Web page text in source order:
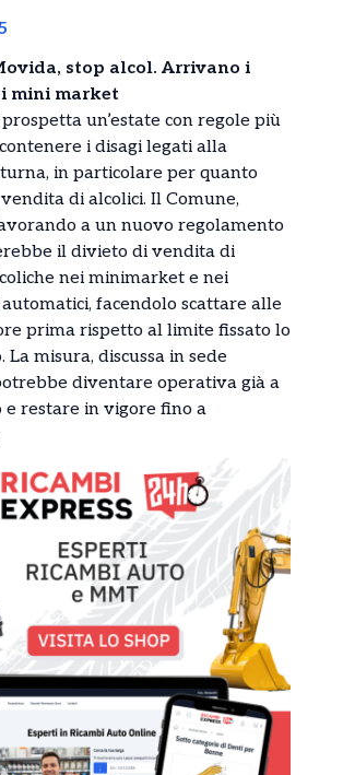
stop alcol. Arrivano i
mini market
un’estate con regole più
i disagi legati alla
in particolare per quanto
di alcolici. Il Comune,
a un nuovo regolamento
il divieto di vendita di
nei minimarket e nei
facendolo scattare alle
prima rispetto al limite fissato lo
La misura, discussa in sede
diventare operativa già a
e restare in vigore fino a